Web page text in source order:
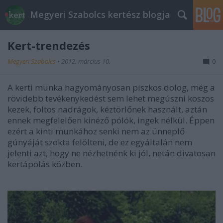
Megyeri Szabolcs kertész blogja
Kert-trendezés
Megyeri Szabolcs • 2012. március 10. 0
A kerti munka hagyományosan piszkos dolog, még a
rövidebb tevékenykedést sem lehet megúszni koszos
kezek, foltos nadrágok, kéztörlőnek használt, aztán
ennek megfelelően kinéző pólók, ingek nélkül. Éppen
ezért a kinti munkához senki nem az ünneplő
gúnyáját szokta felölteni, de ez egyáltalán nem
jelenti azt, hogy ne nézhetnénk ki jól, netán divatosan
kertápolás közben.